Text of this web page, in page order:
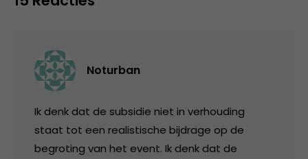
Noturban
Ik denk dat de subsidie niet in verhouding
staat tot een realistische bijdrage op de
begroting van het event. Ik denk dat de